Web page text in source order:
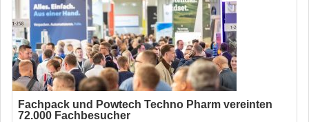
Fachpack und Powtech Techno Pharm vereinten
72.000 Fachbesucher